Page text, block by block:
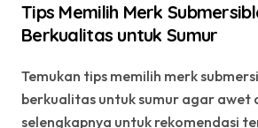
Tips Memilih Merk
Berkualitas untuk Sumur
Temukan tips memilih merk submersible pump
berkualitas untuk sumur agar awet
selengkapnya untuk rekomendasi